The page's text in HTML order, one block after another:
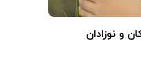
و نوزادان